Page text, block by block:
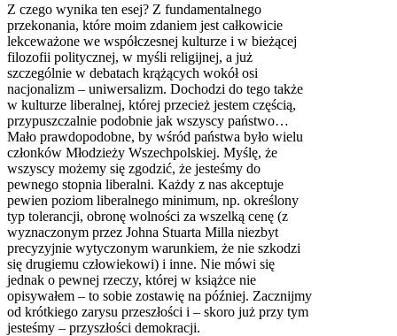
Z czego wynika ten esej? Z fundamentalnego
przekonania, które moim zdaniem jest całkowicie
lekceważone we współczesnej kulturze i w bieżącej
filozofii politycznej, w myśli religijnej, a już
szczególnie w debatach krążących wokół osi
nacjonalizm – uniwersalizm. Dochodzi do tego także
w kulturze liberalnej, której przecież jestem częścią,
przypuszczalnie podobnie jak wszyscy państwo…
Mało prawdopodobne, by wśród państwa było wielu
członków Młodzieży Wszechpolskiej. Myślę, że
wszyscy możemy się zgodzić, że jesteśmy do
pewnego stopnia liberalni. Każdy z nas akceptuje
pewien poziom liberalnego minimum, np. określony
typ tolerancji, obronę wolności za wszelką cenę (z
wyznaczonym przez Johna Stuarta Milla niezbyt
precyzyjnie wytyczonym warunkiem, że nie szkodzi
się drugiemu człowiekowi) i inne. Nie mówi się
jednak o pewnej rzeczy, której w książce nie
opisywałem – to sobie zostawię na później. Zacznijmy
od krótkiego zarysu przeszłości i – skoro już przy tym
jesteśmy – przyszłości demokracji.